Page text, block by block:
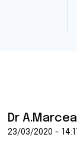
Dr
23/03/2020 -